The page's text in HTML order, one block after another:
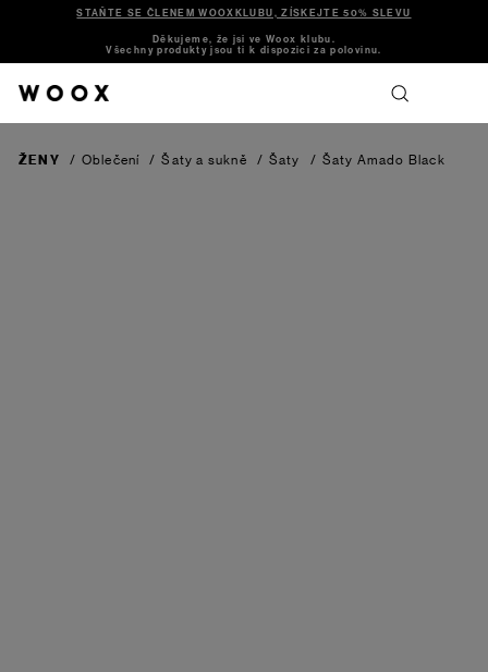
STAŇTE SE ČLENEM WOOXKLUBU, ZÍSKEJTE 50% SLEVU
Děkujeme, že jsi ve Woox klubu.
Všechny produkty jsou ti k dispozici za polovinu.
ŽENY / Oblečení / Šaty a sukně / Šaty / Šaty Amado Black